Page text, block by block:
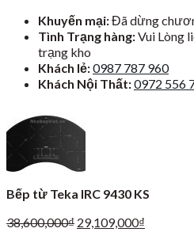
là:
38,600,000₫.
tại
là:
Khuyến mại:Đã dừng
Tình Trạng hàng:Vui Lòng
trạng kho
Khách lẻ:0987 787 960
Khách Nội Thất:0972 556
Bếp từ Teka IRC 9430 KS
38,600,000₫ Giá
29,109,000₫